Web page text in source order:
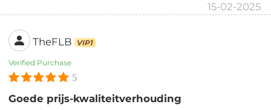
15-02-2025
TheFLB VIP1
Verified Purchase
5
Goede prijs-kwaliteitverhouding